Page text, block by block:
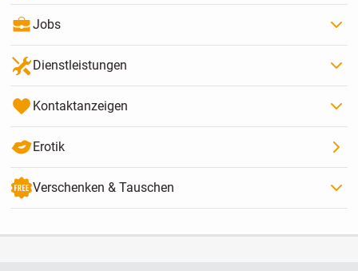
Jobs
Dienstleistungen
Kontaktanzeigen
Erotik
Verschenken & Tauschen